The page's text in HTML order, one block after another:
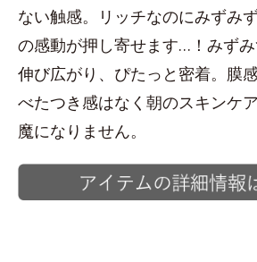
ない触感。リッチなのにみずみ
の感動が押し寄せます…！みず
伸び広がり、ぴたっと密着。膜
べたつき感はなく朝のスキンケ
魔になりません。